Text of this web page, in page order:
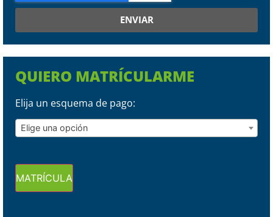
ENVIAR
QUIERO MATRÍCULARME
Elija un esquema de pago:
Elige una opción
MATRÍCULA